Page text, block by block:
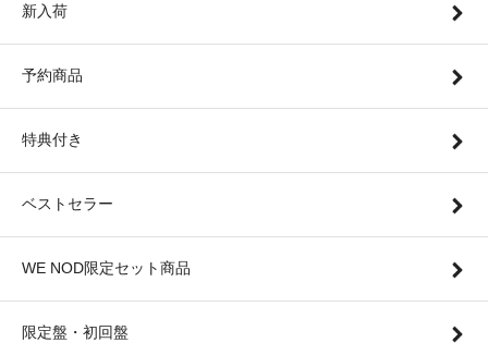
新入荷
予約商品
特典付き
ベストセラー
WE NOD限定セット商品
限定盤・初回盤